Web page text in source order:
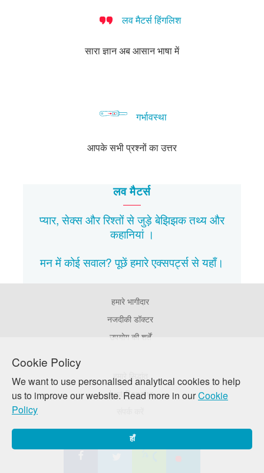
Cookie Policy
We want to use personalised analytical cookies to help
us to improve our website. Read more in ourCookie
Policy
हाँ
लव मैटर्स हिंगलिश
सारा ज्ञान अब आसान भाषा में
गर्भावस्था
आपके सभी प्रश्नों का उत्तर
लव मैटर्स
प्यार, सेक्स और रिश्तों से जुड़े बेझिझकतथ्यऔर
कहानियां।
मन में कोई सवाल? पूछें हमारे एक्सपर्ट्स सेयहाँ।
हमारे भागीदार
नजदीकी डॉक्टर
उपयोग की शर्तें
Company
हमारे सिद्धांत
Just Poocho